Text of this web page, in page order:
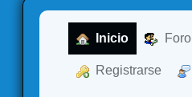
Inicio Foro
Registrarse